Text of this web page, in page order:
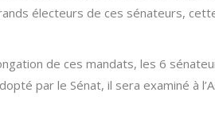
électeurs de ces sénateurs,
de ces mandats, les 6
par le Sénat, il sera examiné à